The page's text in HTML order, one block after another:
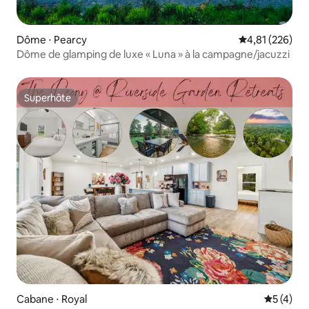
Dôme ⋅ Pearcy Évaluation
4,81 (226)
Dôme de glamping de luxe « Luna » à la campagne/jacuzzi
Superhôte
Superhôte
Cabane ⋅ Royal
5 (4)